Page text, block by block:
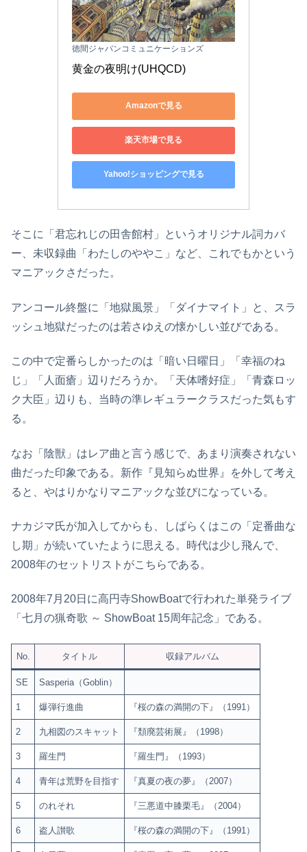
徳間ジャパンコミュニケーションズ
黄金の夜明け(UHQCD)
Amazonで見る
楽天市場で見る
Yahoo!ショッピングで見る
そこに「君忘れじの田舎館村」というオリジナル詞カバ
ー、未収録曲「わたしのややこ」など、これでもかという
マニアックさだった。
アンコール終盤に「地獄風景」「ダイナマイト」と、スラ
ッシュ地獄だったのは若さゆえの懐かしい並びである。
この中で定番らしかったのは「暗い日曜日」「幸福のね
じ」「人面瘡」辺りだろうか。「天体嗜好症」「青森ロッ
ク大臣」辺りも、当時の準レギュラークラスだった気もす
る。
なお「陰獣」はレア曲と言う感じで、あまり演奏されない
曲だった印象である。新作『見知らぬ世界』を外して考え
ると、やはりかなりマニアックな並びになっている。
ナカジマ氏が加入してからも、しばらくはこの「定番曲な
し期」が続いていたように思える。時代は少し飛んで、
2008年のセットリストがこちらである。
2008年7月20日に高円寺ShowBoatで行われた単発ライブ
「七月の猟奇歌 ～ ShowBoat 15周年記念」である。
No. タイトル 収録アルバム
SE Sasperia（Goblin）
1 爆弾行進曲 『桜の森の満開の下』（1991）
2 九相図のスキャット 『頽廃芸術展』（1998）
3 羅生門 『羅生門』（1993）
4 青年は荒野を目指す 『真夏の夜の夢』（2007）
5 のれそれ 『三悪道中膝栗毛』（2004）
6 盗人讃歌 『桜の森の満開の下』（1991）